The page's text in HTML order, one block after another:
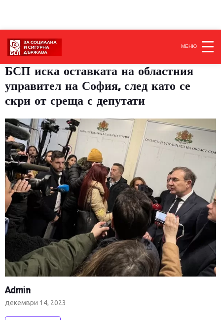
МЕНЮ
БСП иска оставката на областния
управител на София, след като се
скри от среща с депутати
Admin
декември 14, 2023